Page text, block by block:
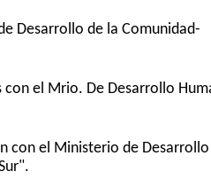
Desarrollo de la Comunidad-
con el Mrio. De Desarrollo
con el Ministerio de